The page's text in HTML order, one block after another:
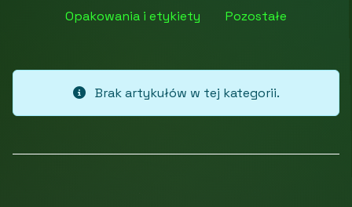
Opakowania i etykiety
Pozostałe
Brak artykułów w tej kategorii.